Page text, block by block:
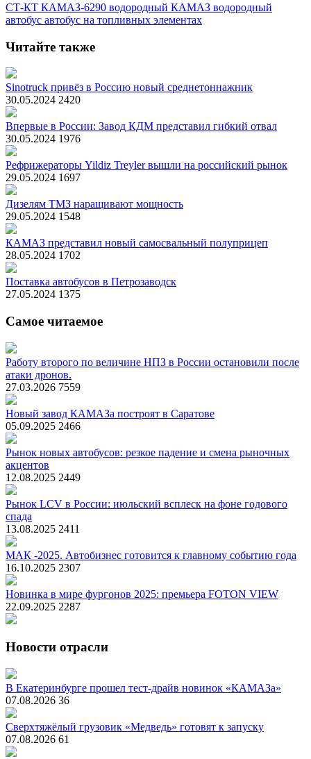
СТ-КТ КАМАЗ-6290 водородный КАМАЗ водородный
автобус автобус на топливных элементах
Читайте также
Sinotruck привёз в Россию новый среднетоннажник
30.05.2024 2420
Впервые в России: Завод КДМ представил гибкий отвал
30.05.2024 1976
Рефрижераторы Yildiz Treyler вышли на российский рынок
29.05.2024 1697
Дизелям ТМЗ наращивают мощность
29.05.2024 1548
КАМАЗ представил новый самосвальный полуприцеп
28.05.2024 1702
Поставка автобусов в Петрозаводск
27.05.2024 1375
Самое читаемое
Работу второго по величине НПЗ в России остановили после
атаки дронов.
27.03.2026 7559
Новый завод КАМАЗа построят в Саратове
05.09.2025 2466
Рынок новых автобусов: резкое падение и смена рыночных
акцентов
12.08.2025 2449
Рынок LCV в России: июльский всплеск на фоне годового
спада
13.08.2025 2411
МАК -2025. Автобизнес готовится к главному событию года
16.10.2025 2307
Новинка в мире фургонов 2025: премьера FOTON VIEW
22.09.2025 2287
Новости отрасли
В Екатеринбурге прошел тест-драйв новинок «КАМАЗа»
07.08.2026 36
Сверхтяжёлый грузовик «Медведь» готовят к запуску
07.08.2026 61